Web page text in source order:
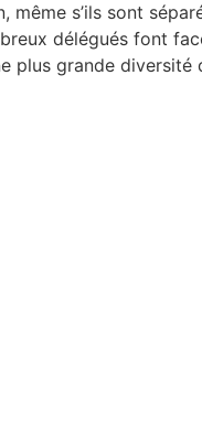
s’ils sont
délégués font
grande diversité